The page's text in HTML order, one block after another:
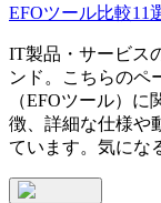
EFOツール比較11
IT製品・サービス
ンド。こちらのペ
（EFOツール）に
徴、詳細な仕様や
ています。気にな